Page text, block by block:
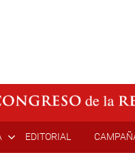
EDITORIAL